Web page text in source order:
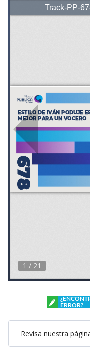
ERROR?
Revisa nuestra